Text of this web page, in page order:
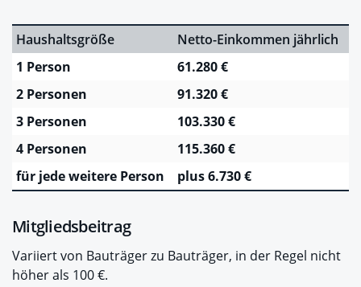
Haushaltsgröße
Netto-Einkommen jährlich
1 Person
61.280 €
2 Personen
91.320 €
3 Personen
103.330 €
4 Personen
115.360 €
für jede weitere Person
plus 6.730 €
Mitgliedsbeitrag
Variiert von Bauträger zu Bauträger, in der Regel nicht
höher als 100 €.